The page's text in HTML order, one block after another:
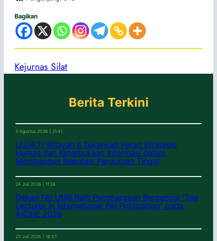
Bagikan
Kejurnas Silat
Berita Terkini
5 Agustus 2026 | 21:41
LLDIKTI Wilayah II Tekankan Peran Strategis
Humas dan Keterbukaan Informasi dalam
Membangun Reputasi Perguruan Tinggi
24 Juli 2026 | 11:24
Dekan FAI UMB Raih Penghargaan Bergengsi “Top
Lecturer in International PAI Publication” pada
AICIRE 2026
23 Juli 2026 | 18:37